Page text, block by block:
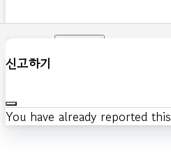
신고하기
You have already reported this